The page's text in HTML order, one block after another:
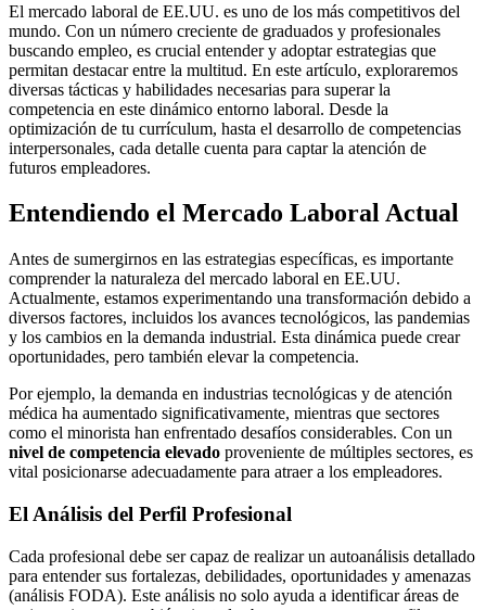
El mercado laboral de EE.UU. es uno de los más competitivos del
mundo. Con un número creciente de graduados y profesionales
buscando empleo, es crucial entender y adoptar estrategias que
permitan destacar entre la multitud. En este artículo, exploraremos
diversas tácticas y habilidades necesarias para superar la
competencia en este dinámico entorno laboral. Desde la
optimización de tu currículum, hasta el desarrollo de competencias
interpersonales, cada detalle cuenta para captar la atención de
futuros empleadores.
Entendiendo el Mercado Laboral Actual
Antes de sumergirnos en las estrategias específicas, es importante
comprender la naturaleza del mercado laboral en EE.UU.
Actualmente, estamos experimentando una transformación debido a
diversos factores, incluidos los avances tecnológicos, las pandemias
y los cambios en la demanda industrial. Esta dinámica puede crear
oportunidades, pero también elevar la competencia.
Por ejemplo, la demanda en industrias tecnológicas y de atención
médica ha aumentado significativamente, mientras que sectores
como el minorista han enfrentado desafíos considerables. Con un
nivel de competencia elevado proveniente de múltiples sectores, es
vital posicionarse adecuadamente para atraer a los empleadores.
El Análisis del Perfil Profesional
Cada profesional debe ser capaz de realizar un autoanálisis detallado
para entender sus fortalezas, debilidades, oportunidades y amenazas
(análisis FODA). Este análisis no solo ayuda a identificar áreas de